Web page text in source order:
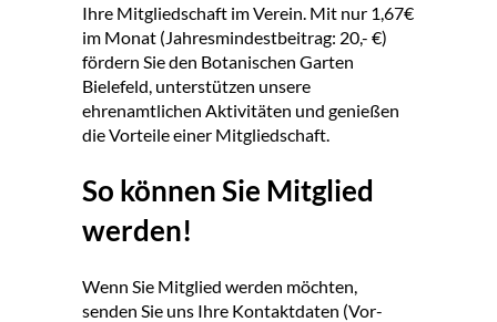
Ihre Mitgliedschaft im Verein. Mit nur 1,67€
im Monat (Jahresmindestbeitrag: 20,- €)
fördern Sie den Botanischen Garten
Bielefeld, unterstützen unsere
ehrenamtlichen Aktivitäten und genießen
die Vorteile einer Mitgliedschaft.
So können Sie Mitglied
werden!
Wenn Sie Mitglied werden möchten,
senden Sie uns Ihre Kontaktdaten (Vor-